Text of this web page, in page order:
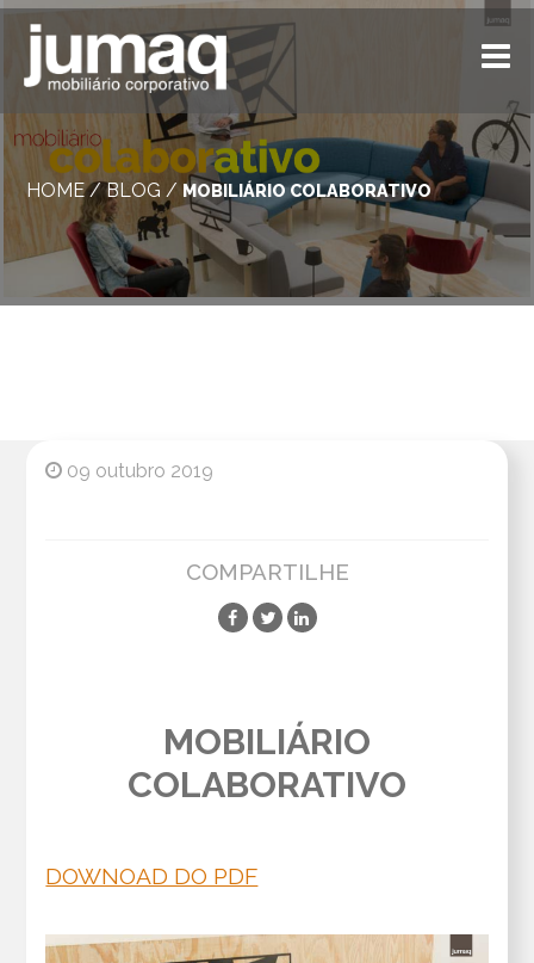
HOME/BLOG / MOBILIÁRIO COLABORATIVO
09 outubro 2019
COMPARTILHE
MOBILIÁRIO
COLABORATIVO
DOWNOAD DO PDF